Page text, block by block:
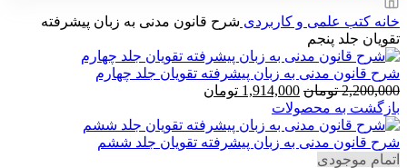
خانه کتب علمی و کاربردی شرح قانون مدنی به زبان پیشرفته
تقویان جلد پنجم
شرح قانون مدنی به زبان پیشرفته تقویان جلد چهارم
2,200,000 تومان قیمت
اصلی
2,200,000 تومان
بود.
1,914,000 تومان
1,914,000 تومان
است.
بازگشت به محصولات
شرح قانون مدنی به زبان پیشرفته تقویان جلد ششم
اتمام موجودی